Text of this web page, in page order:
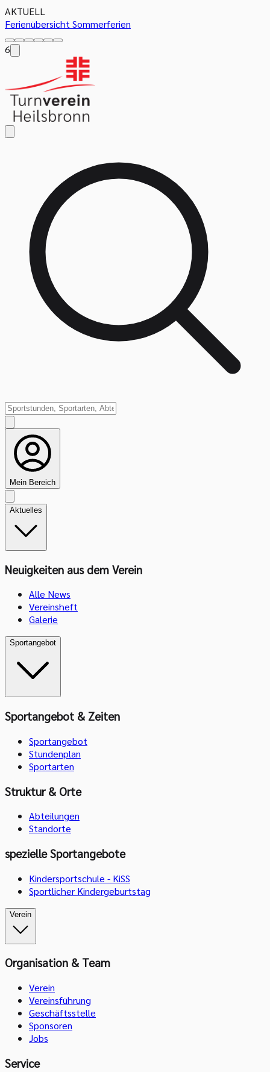
AKTUELL
Ferienübersicht Sommerferien
6
Mein Bereich
Aktuelles
Neuigkeiten aus dem Verein
Alle News
Vereinsheft
Galerie
Sportangebot
Sportangebot & Zeiten
Sportangebot
Stundenplan
Sportarten
Struktur & Orte
Abteilungen
Standorte
spezielle Sportangebote
Kindersportschule - KiSS
Sportlicher Kindergeburtstag
Verein
Organisation & Team
Verein
Vereinsführung
Geschäftsstelle
Sponsoren
Jobs
Service